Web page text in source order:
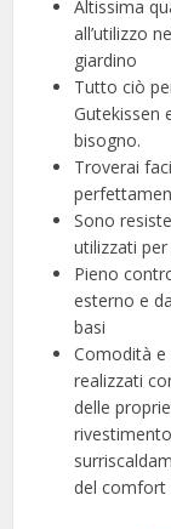
Altissima
all’utilizzo
giardino
Tutto ciò
Gutekissen
bisogno.
Troverai
Sono
utilizzati
Pieno
esterno e
basi
Comodità
realizzati
delle
del comfort